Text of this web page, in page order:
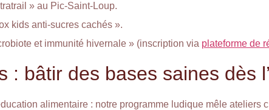
» au Pic-Saint-Loup.
kids anti-sucres cachés ».
et immunité hivernale » (inscription via plateforme de
: bâtir des bases saines dès
alimentaire : notre programme ludique mêle ateliers